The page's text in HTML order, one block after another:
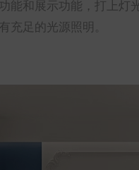
能和展示功能，打上
充足的光源照明。